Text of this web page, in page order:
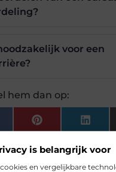
is belangrijk voor
en vergelijkbare
voor een
hem dan op:
Pinterest